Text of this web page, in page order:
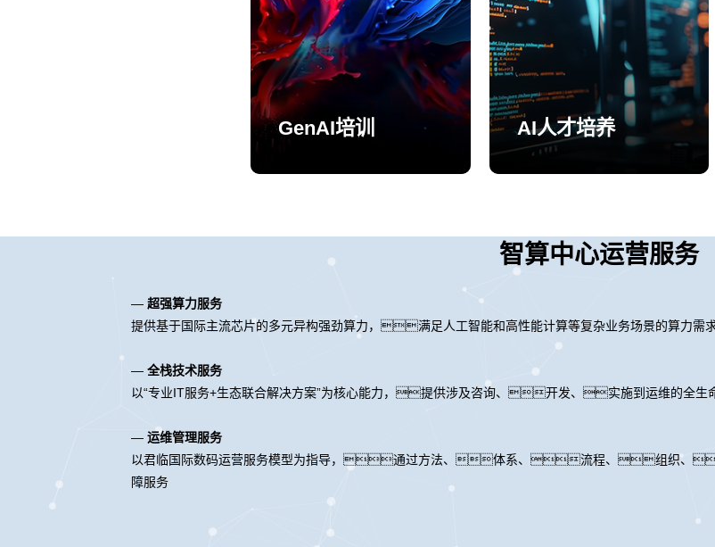
GenAI培训 AI人才培养
智算中心运营服务
— 超强算力服务
提供基于国际主流芯片的多元异构强劲算力，满足人工智能和高性能计算等复杂业务场景的算力需
— 全栈技术服务
以“专业IT服务+生态联合解决方案”为核心能力，提供涉及咨询、开发、实施到运维的全生
— 运维管理服务
以君临国际数码运营服务模型为指导，通过方法、体系、流程、组织、
障服务